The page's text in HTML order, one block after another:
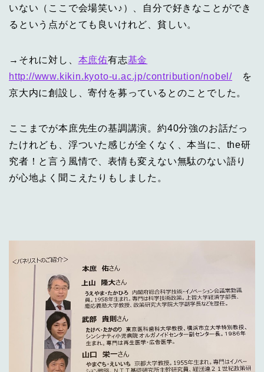
いない（ここで会場笑い♪）、自分で好きなことができ
るという点がとても良いけれど、貧しい。
→それに対し、 本庶佑有志基金
http://www.kikin.kyoto-u.ac.jp/contribution/nobel/ を
京大内に創設し、寄付を募っているとのことでした。
ここまでが本庶先生の基調講演。約40分強のお話だっ
たけれども、浮ついた感じが全くなく、本当に、the研
究者！と言う風情で、表情も変えない無駄のない語り
が心地よく聞こえたりもしました。